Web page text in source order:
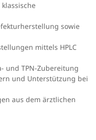
sowie
mittels HPLC
und TPN-Zubereitung
und Unterstützung bei
aus dem ärztlichen